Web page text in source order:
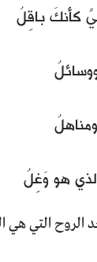
كأنكَ باقِلُ
هو وَغِلُ
التي هي